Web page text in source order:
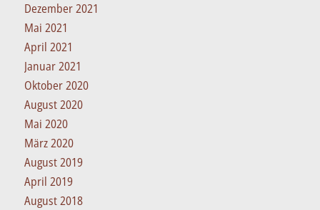
Dezember 2021
Mai 2021
April 2021
Januar 2021
Oktober 2020
August 2020
Mai 2020
März 2020
August 2019
April 2019
August 2018